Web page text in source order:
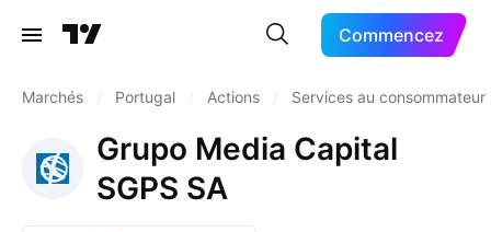
Commencez
Marchés Portugal Actions Services au consommateur
Grupo Media Capital
SGPS SA